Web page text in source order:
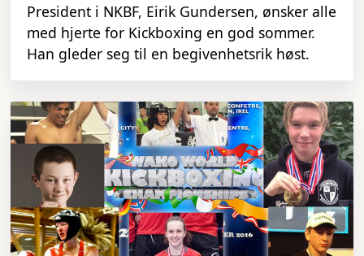
President i NKBF, Eirik Gundersen, ønsker alle
med hjerte for Kickboxing en god sommer.
Han gleder seg til en begivenhetsrik høst.